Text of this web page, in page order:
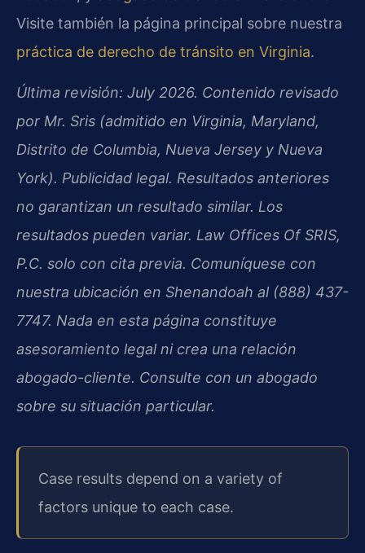
Visite también la página principal sobre nuestra
práctica de derecho de tránsito en Virginia.
Última revisión: July 2026. Contenido revisado
por Mr. Sris (admitido en Virginia, Maryland,
Distrito de Columbia, Nueva Jersey y Nueva
York). Publicidad legal. Resultados anteriores
no garantizan un resultado similar. Los
resultados pueden variar. Law Offices Of SRIS,
P.C. solo con cita previa. Comuníquese con
nuestra ubicación en Shenandoah al (888) 437-
7747. Nada en esta página constituye
asesoramiento legal ni crea una relación
abogado-cliente. Consulte con un abogado
sobre su situación particular.
Case results depend on a variety of
factors unique to each case.